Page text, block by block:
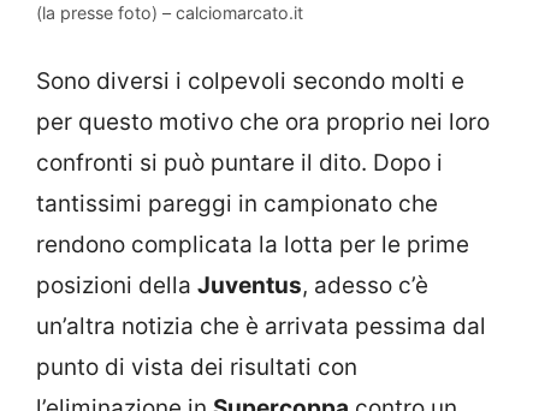
(la presse foto) – calciomarcato.it
Sono diversi i colpevoli secondo molti e
per questo motivo che ora proprio nei loro
confronti si può puntare il dito. Dopo i
tantissimi pareggi in campionato che
rendono complicata la lotta per le prime
posizioni della Juventus, adesso c’è
un’altra notizia che è arrivata pessima dal
punto di vista dei risultati con